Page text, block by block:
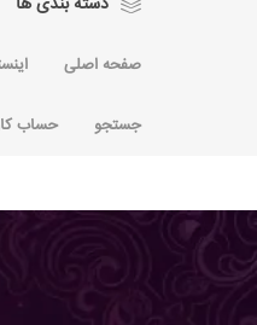
صفحه اصلی
جستجو حساب